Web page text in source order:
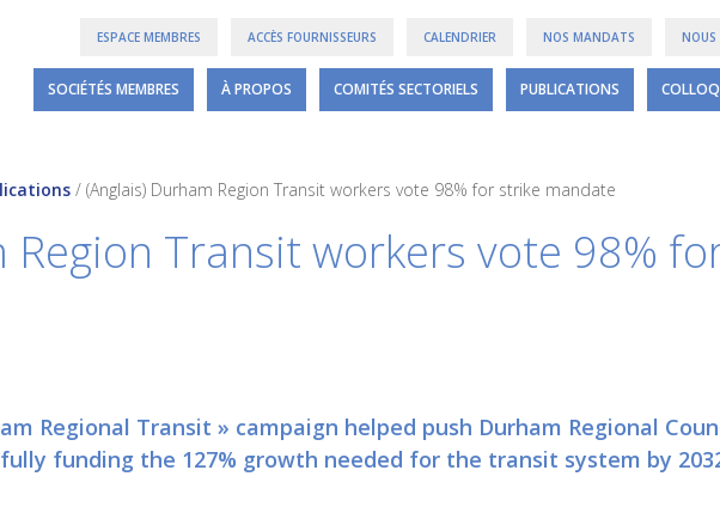
ESPACE MEMBRES ACCÈS FOURNISSEURS CALENDRIER NOS MANDATS NOUS
SOCIÉTÉS MEMBRES À PROPOS COMITÉS SECTORIELS PUBLICATIONS
/ (Anglais) Durham Region Transit workers vote 98% for strike mandate
Region Transit workers vote 98%
Regional Transit » campaign helped push Durham Regional
funding the 127% growth needed for the transit system by